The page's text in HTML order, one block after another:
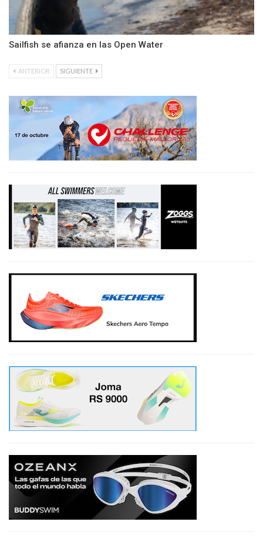
Sailfish se afianza en las Open Water
ANTERIOR SIGUIENTE